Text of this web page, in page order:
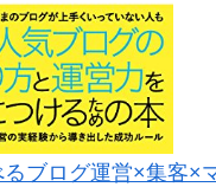
ブログ運営×集客×